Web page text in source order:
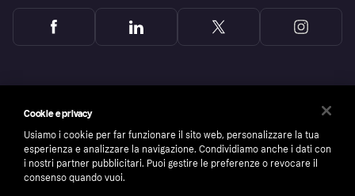
Cookie e privacy
Usiamo i cookie per far funzionare il sito web, personalizzare la tua
esperienza e analizzare la navigazione. Condividiamo anche i dati con
i nostri partner pubblicitari. Puoi gestire le preferenze o revocare il
consenso quando vuoi.